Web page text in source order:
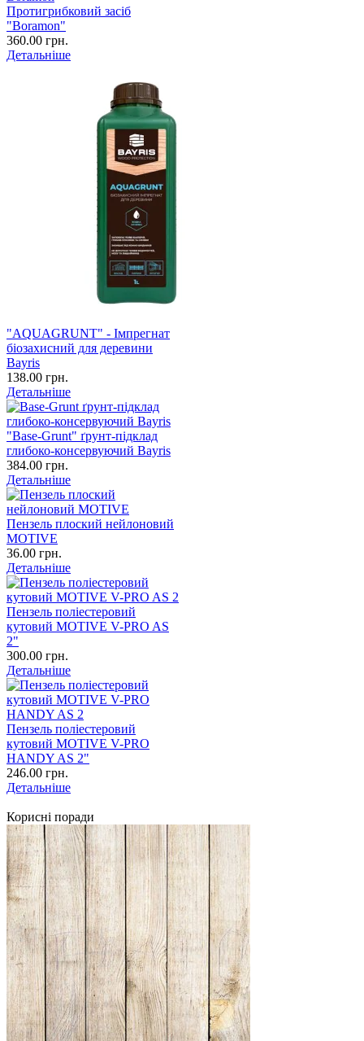
Протигрибковий засіб
"Boramon"
360.00 грн.
Детальніше
"AQUAGRUNT" - Імпрегнат
біозахисний для деревини
Bayris
138.00 грн.
Детальніше
"Base-Grunt" ґрунт-підклад
глибоко-консервуючий Bayris
384.00 грн.
Детальніше
Пензель плоский нейлоновий
MOTIVE
36.00 грн.
Детальніше
Пензель поліестеровий
кутовий MOTIVE V-PRO AS
2"
300.00 грн.
Детальніше
Пензель поліестеровий
кутовий MOTIVE V-PRO
HANDY AS 2"
246.00 грн.
Детальніше
Корисні поради